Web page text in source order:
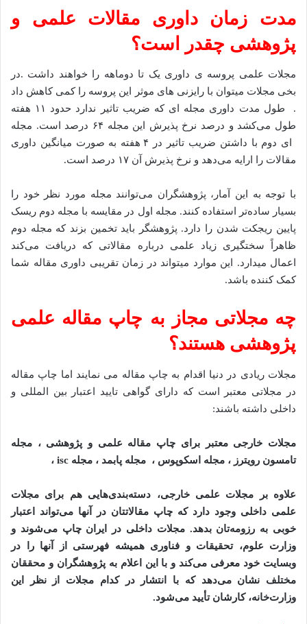
مدت زمان داوری مقالات علمی و
پژوهشی چقدر است؟
مجلات علمی پروسه ی داوری یک تا دوماهه را خواهند داشت .در
بخی مجلات میتوان با رایزنی های موثر این پروسه را کمی کاهش داد
. طول مدت داوری مجله ای که ضریب تاثیر ندارد حدود ۱۱ هفته
طول می‌کشد و درصد نرخ پذیرش این مجله ۶۴ درصد است. مجله
ای دوم با داشتن ضریب تاثیر در ۴ هفته به صورت میانگین داوری
مقالات را ارایه می‌دهد و نرخ پذیرش آن ۱۷ درصد است.
با توجه به این آمار، پژوهشگران می‌توانند مجله مورد نظر خود را
بسیار ساده‌تر استفاده کنند. مجله اول در مقایسه با مجله دوم ریسک
پایین ریجکت شدن را دارد. پژوهشگر باید تخمین بزند که مجله دوم
ظاهراً سختگیری زیاد علمی درباره مقالاتی که دریافت می‌کند
اعمال میدارد. این موارد میتواند در زمان تقریبی داوری مقاله شما
کمک کننده باشد.
چه مجلاتی مجاز به چاپ مقاله علمی
پژوهشی هستند؟
مجلات ریادی در دنیا اقدام به چاپ مقاله می نمایند اما چاپ مقاله
در مجلاتی معتبر است که دارای گواهی تایید اعتبار بین المللی و
داخلی داشته باشند:
مجلات خارجی معتبر برای چاپ مقاله علمی و پژوهشی ، مجله
تامسون رویترز ، مجله اسکوپوس ، مجله پابمد ، مجله isc ،
علاوه بر مجلات علمی خارجی، دسته‌بندی‌هایی هم برای مجلات
علمی داخلی وجود دارد که چاپ مقالاتتان در آنها می‌تواند اعتبار
خوبی به رزومه‌تان بدهد. مجلات داخلی در ایران چاپ می‌شوند و
وزارت علوم، تحقیقات و فناوری همیشه فهرستی از آنها را در
وبسایت خود معرفی می‌کند و با این اعلام به پژوهشگران و محققان
مختلف نشان می‌دهد که با انتشار در کدام مجلات از نظر این
وزارت‌خانه، کارشان تأیید می‌شود.